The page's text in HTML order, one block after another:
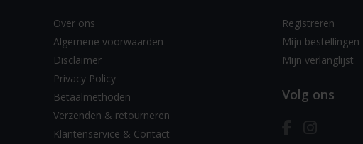
Over ons
Algemene voorwaarden
Disclaimer
Privacy Policy
Betaalmethoden
Verzenden & retourneren
Klantenservice & Contact
Registreren
Mijn bestellingen
Mijn verlanglijst
Volg ons